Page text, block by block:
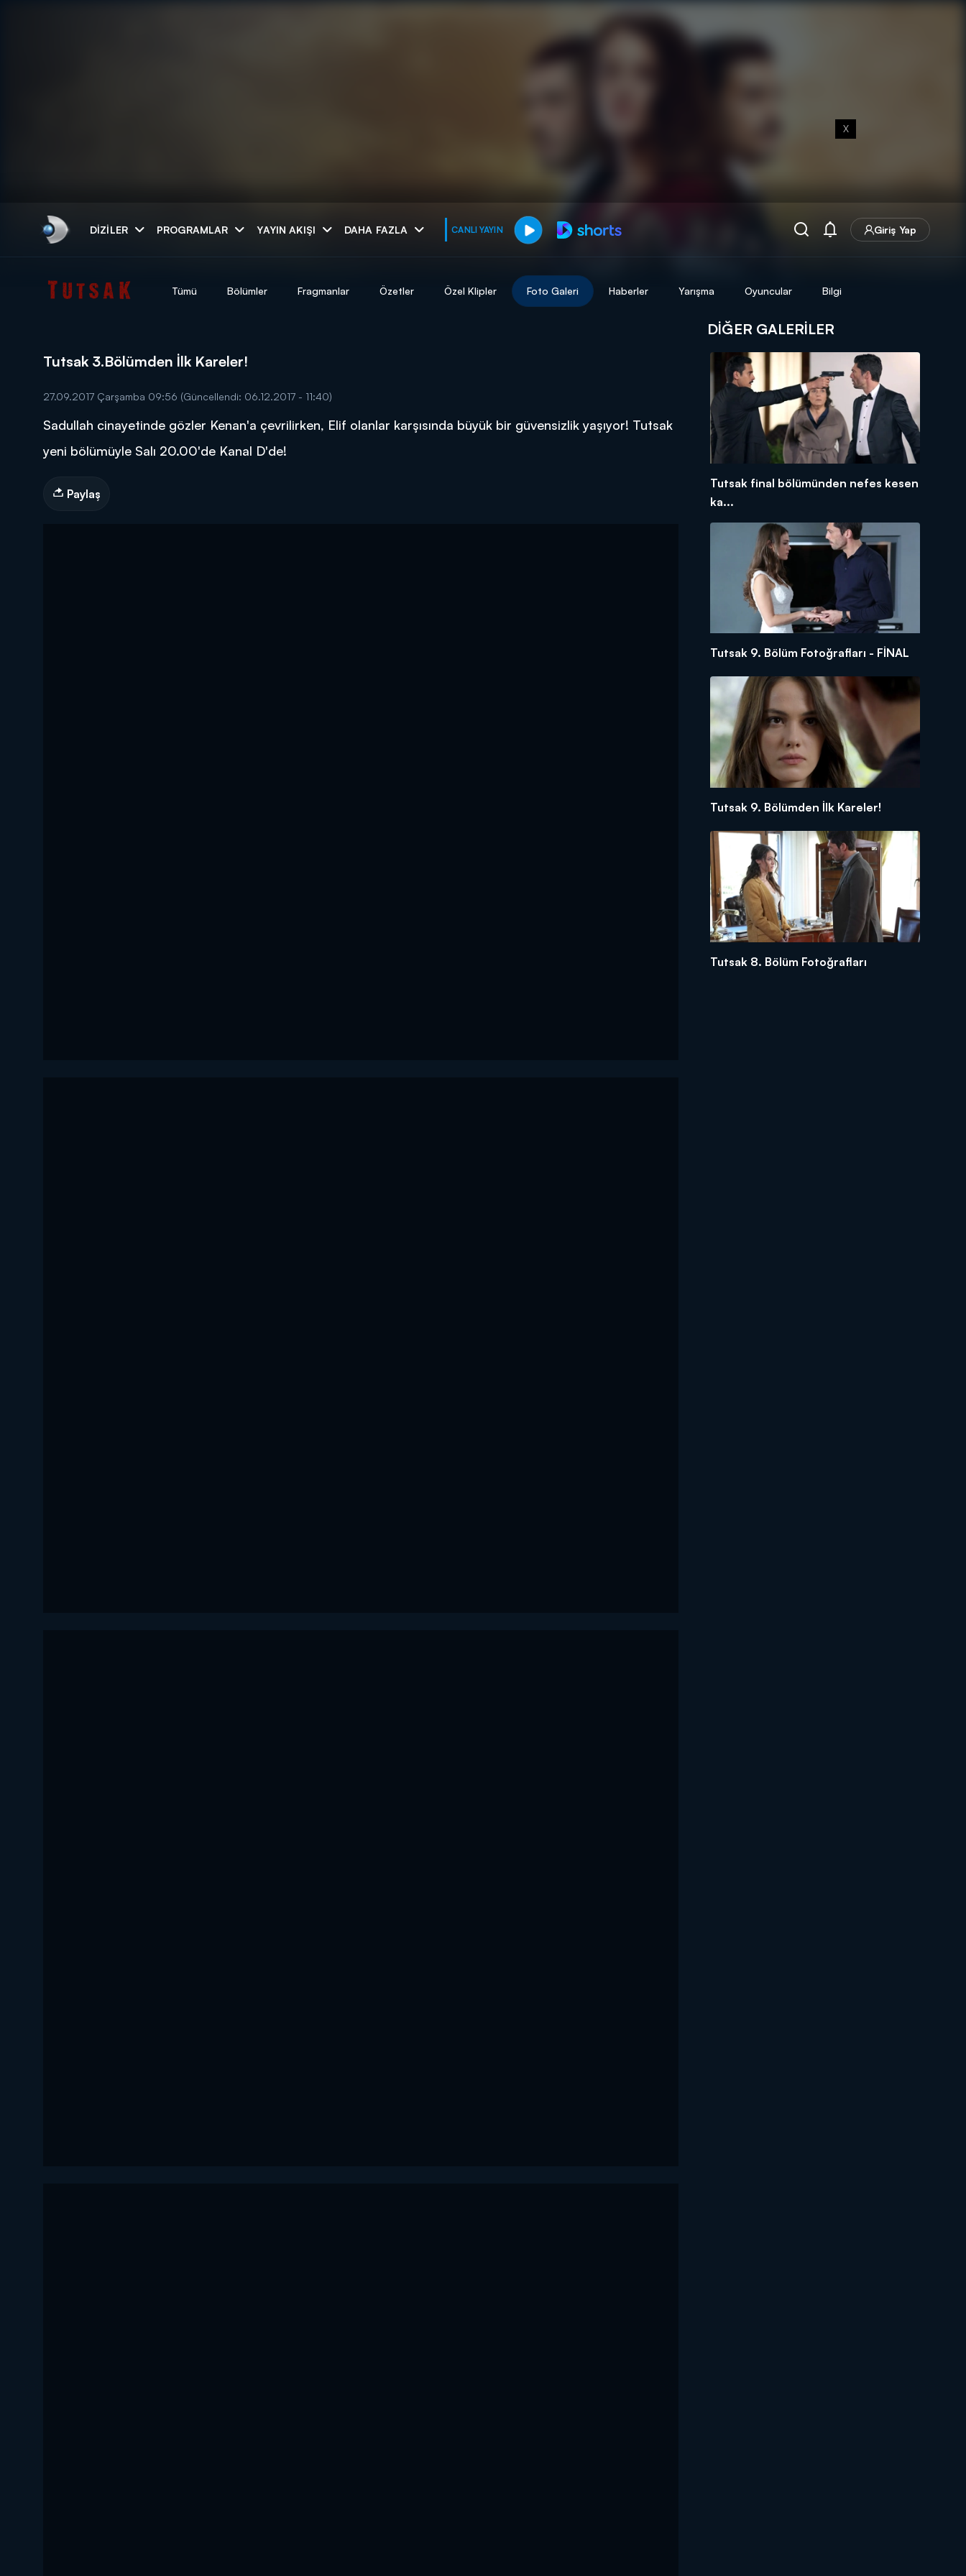
X
DIZILER PROGRAMLAR YAYIN AKIŞI DAHA FAZLA CANLI YAYIN Giriş Yap
muhteşem ikili
DİĞER SONUÇLAR
Tümü Bölümler Fragmanlar Özetler Özel Klipler Foto Galeri Haberler Yarışma Oyuncular Bilgi
Tutsak 3.Bölümden İlk Kareler!
27.09.2017 Çarşamba 09:56 (Güncellendi: 06.12.2017 - 11:40)
Sadullah cinayetinde gözler Kenan'a çevrilirken, Elif olanlar karşısında büyük bir güvensizlik yaşıyor! Tutsak
yeni bölümüyle Salı 20.00'de Kanal D'de!
Paylaş
DİĞER GALERİLER
Tutsak final bölümünden nefes kesen
ka...
Tutsak 9. Bölüm Fotoğrafları - FİNAL
Tutsak 9. Bölümden İlk Kareler!
Tutsak 8. Bölüm Fotoğrafları